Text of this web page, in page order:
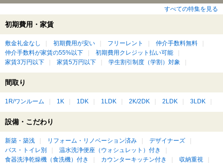
すべての特集を見る
初期費用・家賃
敷金礼金なし 初期費用が安い フリーレント
仲介手数料無料
仲介手数料が家賃の55%以下
初期費用クレジット払い可能
家賃3万円以下
家賃5万円以下 学生割引制度（学割）対象
間取り
1R/ワンルーム 1K 1DK 1LDK 2K/2DK 2LDK 3LDK
設備・こだわり
新築・築浅 リフォーム・リノベーション済み
デザイナーズ
バス・トイレ別
温水洗浄便座（ウォシュレット）付き
食器洗浄乾燥機（食洗機）付き
カウンターキッチン付き
収納重視